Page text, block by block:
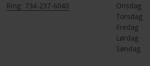
Ring: 734-237-6040
Onsdag
Torsdag
Fredag
Lørdag
Søndag